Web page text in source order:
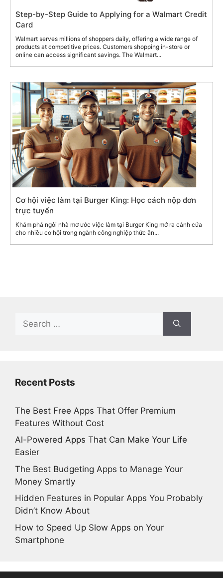
Step-by-Step Guide to Applying for a Walmart Credit
Card
Walmart serves millions of shoppers daily, offering a wide range of
products at competitive prices. Customers shopping in-store or
online can access significant savings. The Walmart...
Cơ hội việc làm tại Burger King: Học cách nộp đơn
trực tuyến
Khám phá ngôi nhà mơ ước việc làm tại Burger King mở ra cánh cửa
cho nhiều cơ hội trong ngành công nghiệp thức ăn...
for:
Recent Posts
The Best Free Apps That Offer Premium
Features Without Cost
Al-Powered Apps That Can Make Your Life
Easier
The Best Budgeting Apps to Manage Your
Money Smartly
Hidden Features in Popular Apps You Probably
Didn’t Know About
How to Speed Up Slow Apps on Your
Smartphone